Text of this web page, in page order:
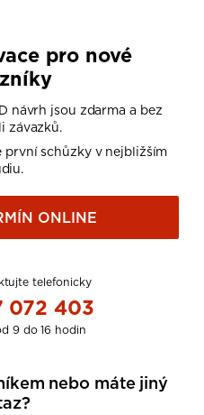
pro nové
návrh jsou zdarma a bez
závazků.
první schůzky v nejbližším
ONLINE
telefonicky
072 403
9 do 16 hodin
nebo máte jiný